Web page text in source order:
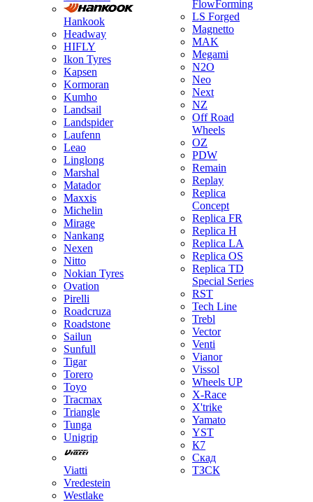
Hankook
Headway
HIFLY
Ikon Tyres
Kapsen
Kormoran
Kumho
Landsail
Landspider
Laufenn
Leao
Linglong
Marshal
Matador
Maxxis
Michelin
Mirage
Nankang
Nexen
Nitto
Nokian Tyres
Ovation
Pirelli
Roadcruza
Roadstone
Sailun
Sunfull
Tigar
Torero
Toyo
Tracmax
Triangle
Tunga
Unigrip
Viatti
Vredestein
Westlake
FlowForming
LS Forged
Magnetto
MAK
Megami
N2O
Neo
Next
NZ
Off Road
Wheels
OZ
PDW
Remain
Replay
Replica
Concept
Replica FR
Replica H
Replica LA
Replica OS
Replica TD
Special Series
RST
Tech Line
Trebl
Vector
Venti
Vianor
Vissol
Wheels UP
X-Race
X'trike
Yamato
YST
К7
Скад
ТЗСК